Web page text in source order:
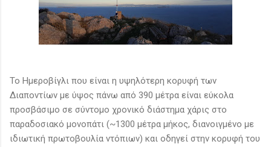
Το Ημεροβίγλι που είναι η υψηλότερη κορυφή των
Διαποντίων με ύψος πάνω από 390 μέτρα είναι εύκολα
προσβάσιμο σε σύντομο χρονικό διάστημα χάρις στο
παραδοσιακό μονοπάτι (~1300 μέτρα μήκος, διανοιγμένο με
ιδιωτική πρωτοβουλία ντόπιων) και οδηγεί στην κορυφή του